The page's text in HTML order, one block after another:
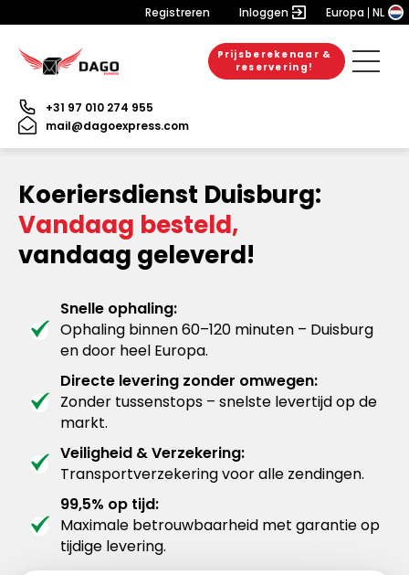
Registreren Inloggen Europa NL
Prijsberekenaar &
reservering!
+31 97 010 274 955
mail@dagoexpress.com
Koeriersdienst Duisburg:
Vandaag besteld,
vandaag geleverd!
Snelle ophaling:
Ophaling binnen 60–120 minuten – Duisburg
en door heel Europa.
Directe levering zonder omwegen:
Zonder tussenstops – snelste levertijd op de
markt.
Veiligheid & Verzekering:
Transportverzekering voor alle zendingen.
99,5% op tijd:
Maximale betrouwbaarheid met garantie op
tijdige levering.